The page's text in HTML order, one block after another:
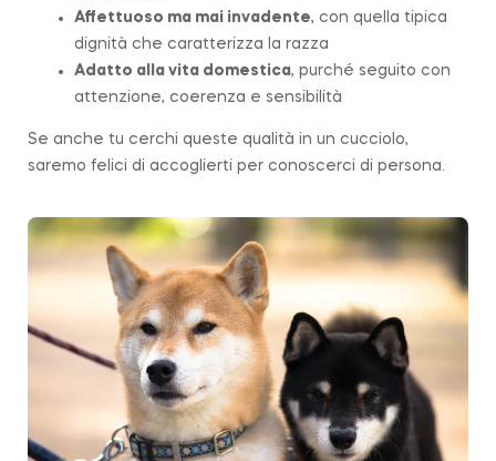
Affettuoso ma mai invadente, con quella tipica
dignità che caratterizza la razza
Adatto alla vita domestica, purché seguito con
attenzione, coerenza e sensibilità
Se anche tu cerchi queste qualità in un cucciolo,
saremo felici di accoglierti per conoscerci di persona.